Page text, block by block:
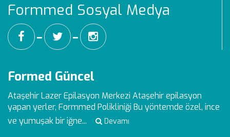
Formmed Sosyal Medya
━ ━
Formed Güncel
Ataşehir Lazer Epilasyon Merkezi Ataşehir epilasyon
yapan yerler, Formmed Polikliniği Bu yöntemde özel, ince
ve yumuşak bir iğne...
Devamı